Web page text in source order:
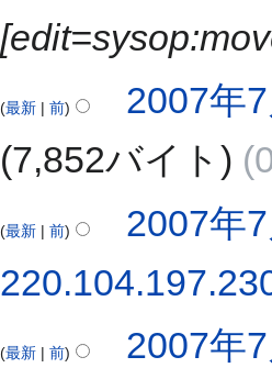
最新 前
2007年
7,852バイト
最新 前
2007年
最新 前
2007年